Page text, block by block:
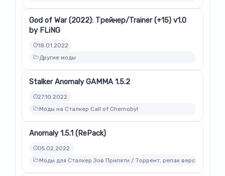
God of War (2022): Трейнер/Trainer (+15) v1.0
by FLiNG
18.01.2022
Другие моды
Stalker Anomaly GAMMA 1.5.2
27.10.2022
Моды на Сталкер Call of Chernobyl
Anomaly 1.5.1 (RePack)
05.02.2022
Моды для Сталкер Зов Припяти / Торрент, репак версии модов